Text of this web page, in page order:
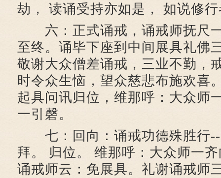
劫， 读诵受持亦如是， 如说修
六：正式诵戒，诵戒师抚尺
至终。诵毕下座到中间展具礼佛
敬谢大众僧差诵戒，三业不勤，
时令众生恼，望众慈悲布施欢喜
起具问讯归位，维那呼：大众师
一引磬。
七：回向：诵戒功德殊胜行
拜。 归位。 维那呼：大众师一
诵戒师云：免展具。礼谢诵戒师